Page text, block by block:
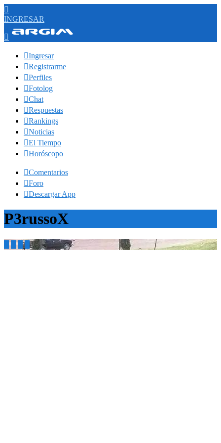

INGRESAR

Ingresar
Registrarme
Perfiles
Fotolog
Chat
Respuestas
Rankings
Noticias
El Tiempo
Horóscopo
Comentarios
Foro
Descargar App
P3russoX